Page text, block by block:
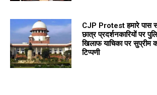
CJP Protest हमारे पास
छात्र प्रदर्शनकारियों पर
खिलाफ याचिका पर सुप्रीम
टिप्पणी